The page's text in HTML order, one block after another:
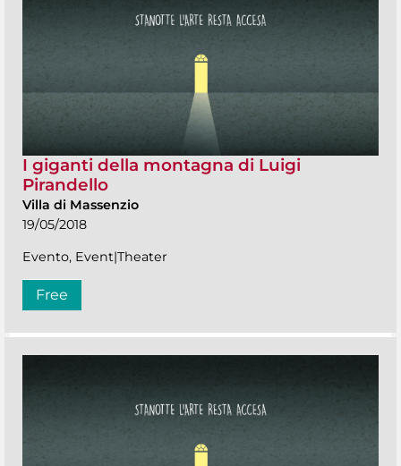
I giganti della montagna di Luigi
Pirandello
Villa di Massenzio
19/05/2018
Evento, Event|Theater
Free